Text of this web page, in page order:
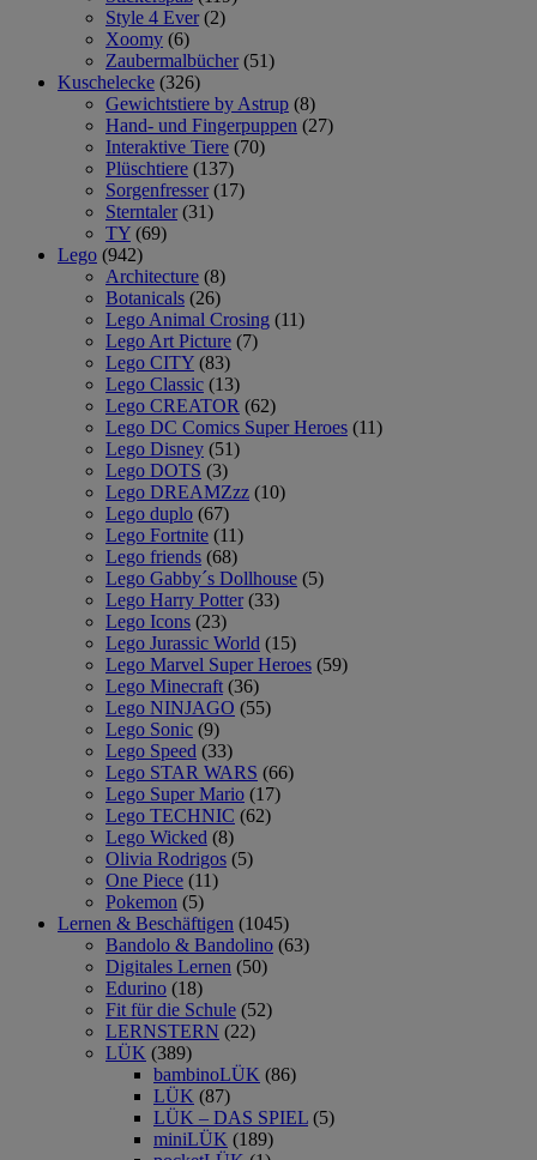
Style 4 Ever (2)
Xoomy (6)
Zaubermalbücher (51)
Kuschelecke (326)
Gewichtstiere by Astrup (8)
Hand- und Fingerpuppen (27)
Interaktive Tiere (70)
Plüschtiere (137)
Sorgenfresser (17)
Sterntaler (31)
TY (69)
Lego (942)
Architecture (8)
Botanicals (26)
Lego Animal Crosing (11)
Lego Art Picture (7)
Lego CITY (83)
Lego Classic (13)
Lego CREATOR (62)
Lego DC Comics Super Heroes (11)
Lego Disney (51)
Lego DOTS (3)
Lego DREAMZzz (10)
Lego duplo (67)
Lego Fortnite (11)
Lego friends (68)
Lego Gabby´s Dollhouse (5)
Lego Harry Potter (33)
Lego Icons (23)
Lego Jurassic World (15)
Lego Marvel Super Heroes (59)
Lego Minecraft (36)
Lego NINJAGO (55)
Lego Sonic (9)
Lego Speed (33)
Lego STAR WARS (66)
Lego Super Mario (17)
Lego TECHNIC (62)
Lego Wicked (8)
Olivia Rodrigos (5)
One Piece (11)
Pokemon (5)
Lernen & Beschäftigen (1045)
Bandolo & Bandolino (63)
Digitales Lernen (50)
Edurino (18)
Fit für die Schule (52)
LERNSTERN (22)
LÜK (389)
bambinoLÜK (86)
LÜK (87)
LÜK – DAS SPIEL (5)
miniLÜK (189)